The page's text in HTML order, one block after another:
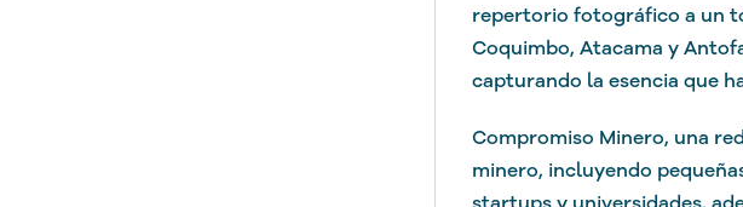
repertorio fotográfico a un
Coquimbo, Atacama y
capturando la esencia que
Compromiso Minero, una
minero, incluyendo
startups y universidades,